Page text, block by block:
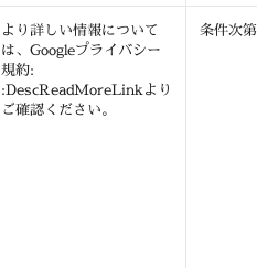
より詳しい情報について
は、Googleプライバシー
規約:
:DescReadMoreLinkより
ご確認ください。
条件次第